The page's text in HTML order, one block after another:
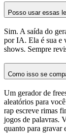
Posso usar essas
Sim. A saída do
por IA. Ela é sua e
shows. Sempre
Como isso se
Um gerador de
aleatórios para
rap escreve rimas
jogos de palavras.
quanto para gravar